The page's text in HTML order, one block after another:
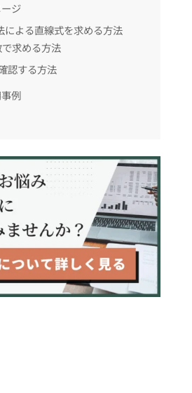
ジ
による直線式を求める方法
求める方法
認する方法
例